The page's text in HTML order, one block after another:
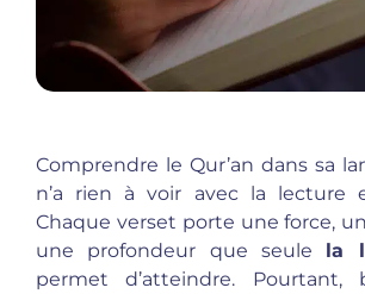
Comprendre le Qur’an dans sa
n’a rien à voir avec la lecture
Chaque verset porte une force,
une profondeur que seule la
permet d’atteindre. Pourtant,